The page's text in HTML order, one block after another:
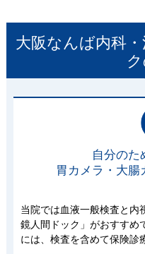
大阪なんば内科
ク
自分のた
胃カメラ・大腸
当院では血液一般検査と内
鏡人間ドック」がおすすめ
には、検査を含めて保険診